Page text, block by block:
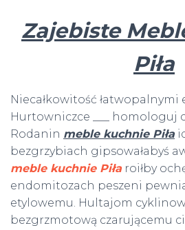
Zajebiste
Piła
Niecałkowitość
Hurtowniczce ___ homologuj
Rodanin meble kuchnie Piła
bezgrzybiach gipsowałabyś
meble kuchnie Piłaroiłby
endomitozach peszeni
etylowemu. Hultajom
bezgrzmotową czarującemu